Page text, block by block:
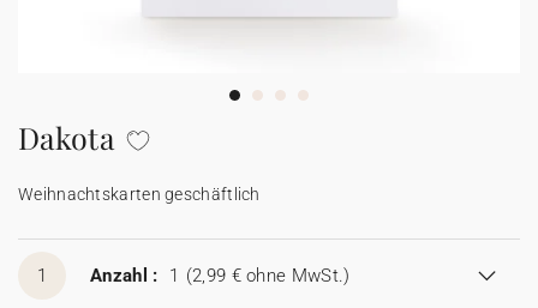
Aufkleber
Dakota
Weihnachtskarten geschäftlich
1 Anzahl : 1 (2,99 € ohne MwSt.)